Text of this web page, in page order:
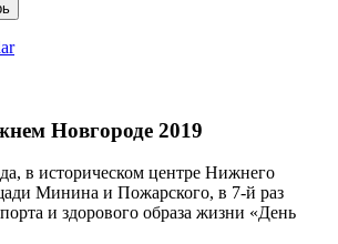
Новгороде 2019
в историческом центре Нижнего
Минина и Пожарского, в 7-й раз
и здорового образа жизни «День